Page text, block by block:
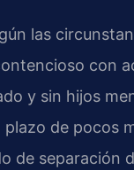
las
con
y sin hijos
plazo de pocos
de separación